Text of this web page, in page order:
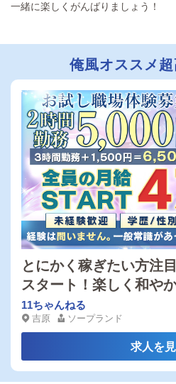
一緒に楽しくがんばりましょう！
俺風オススメ
とにかく稼ぎたい方注
スタート！楽しく和や
高収入を目指しません
別不問！土日のみのア
す！今月限定体験 ス
務で5000円
11ちゃんねる
吉原 ソープランド
求人を